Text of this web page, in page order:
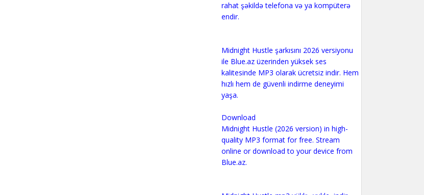
rahat şəkildə telefona və ya kompüterə
endir.
Midnight Hustle şarkısını 2026 versiyonu
ile Blue.az üzerinden yüksek ses
kalitesinde MP3 olarak ücretsiz indir. Hem
hızlı hem de güvenli indirme deneyimi
yaşa.
Download
Midnight Hustle (2026 version) in high-
quality MP3 format for free. Stream
online or download to your device from
Blue.az.